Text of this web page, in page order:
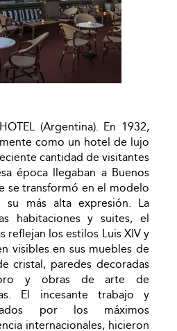
(Argentina). En 1932,
como un hotel de lujo
cantidad de visitantes
época llegaban a Buenos
se transformó en el modelo
su más alta expresión. La
habitaciones y suites, el
reflejan los estilos Luis XIV y
visibles en sus muebles de
cristal, paredes decoradas
y obras de arte de
El incesante trabajo y
por los máximos
internacionales, hicieron